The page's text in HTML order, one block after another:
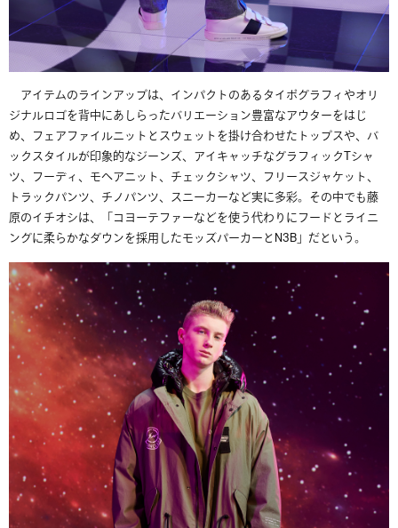
アイテムのラインアップは、インパクトのあるタイポグラフィやオリ
ジナルロゴを背中にあしらったバリエーション豊富なアウターをはじ
め、フェアファイルニットとスウェットを掛け合わせたトップスや、バ
ックスタイルが印象的なジーンズ、アイキャッチなグラフィックTシャ
ツ、フーディ、モヘアニット、チェックシャツ、フリースジャケット、
トラックパンツ、チノパンツ、スニーカーなど実に多彩。その中でも藤
原のイチオシは、「コヨーテファーなどを使う代わりにフードとライニ
ングに柔らかなダウンを採用したモッズパーカーとN3B」だという。